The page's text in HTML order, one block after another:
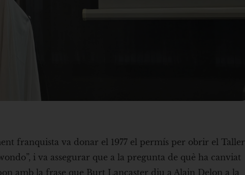
franquista va donar el 1977 el permís per obrir el Taller
i va assegurar que a la pregunta de què ha canviat
amb la frase que Burt Lancaster diu a Alain Delon a la